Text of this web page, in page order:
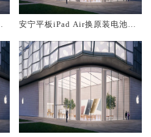
安宁平板iPad Air换原装电池维